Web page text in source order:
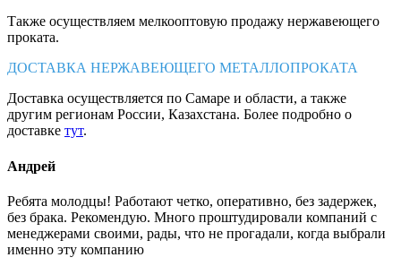
Также осуществляем мелкооптовую продажу нержавеющего
проката.
ДОСТАВКА НЕРЖАВЕЮЩЕГО МЕТАЛЛОПРОКАТА
Доставка осуществляется по Самаре и области, а также
другим регионам России, Казахстана. Более подробно о
доставке тут.
Андрей
Ребята молодцы! Работают четко, оперативно, без задержек,
без брака. Рекомендую. Много проштудировали компаний с
менеджерами своими, рады, что не прогадали, когда выбрали
именно эту компанию